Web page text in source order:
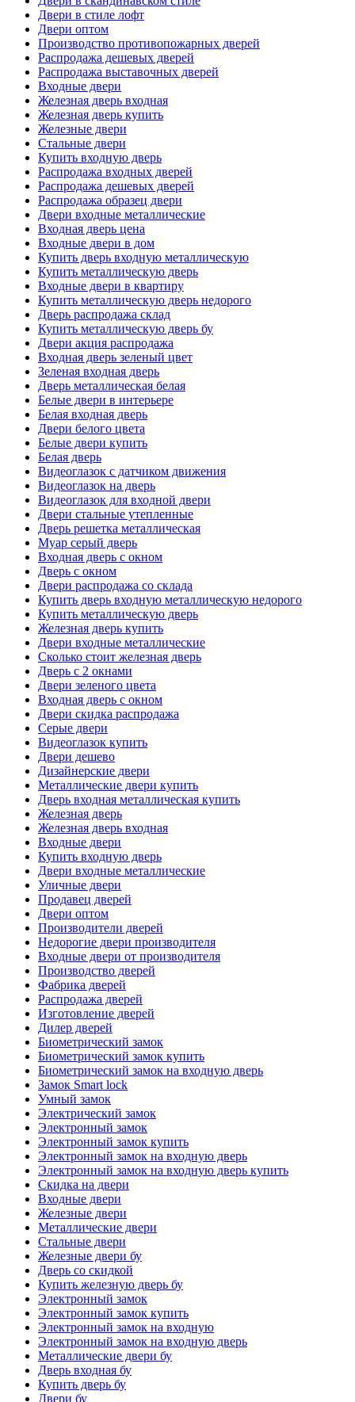
Двери в стиле лофт
Двери оптом
Производство противопожарных дверей
Распродажа дешевых дверей
Распродажа выставочных дверей
Входные двери
Железная дверь входная
Железная дверь купить
Железные двери
Стальные двери
Купить входную дверь
Распродажа входных дверей
Распродажа дешевых дверей
Распродажа образец двери
Двери входные металлические
Входная дверь цена
Входные двери в дом
Купить дверь входную металлическую
Купить металлическую дверь
Входные двери в квартиру
Купить металлическую дверь недорого
Дверь распродажа склад
Купить металлическую дверь бу
Двери акция распродажа
Входная дверь зеленый цвет
Зеленая входная дверь
Дверь металлическая белая
Белые двери в интерьере
Белая входная дверь
Двери белого цвета
Белые двери купить
Белая дверь
Видеоглазок с датчиком движения
Видеоглазок на дверь
Видеоглазок для входной двери
Двери стальные утепленные
Дверь решетка металлическая
Муар серый дверь
Входная дверь с окном
Дверь с окном
Двери распродажа со склада
Купить дверь входную металлическую недорого
Купить металлическую дверь
Железная дверь купить
Двери входные металлические
Сколько стоит железная дверь
Дверь с 2 окнами
Двери зеленого цвета
Входная дверь с окном
Двери скидка распродажа
Серые двери
Видеоглазок купить
Двери дешево
Дизайнерские двери
Металлические двери купить
Дверь входная металлическая купить
Железная дверь
Железная дверь входная
Входные двери
Купить входную дверь
Двери входные металлические
Уличные двери
Продавец дверей
Двери оптом
Производители дверей
Недорогие двери производителя
Входные двери от производителя
Производство дверей
Фабрика дверей
Распродажа дверей
Изготовление дверей
Дилер дверей
Биометрический замок
Биометрический замок купить
Биометрический замок на входную дверь
Замок Smart lock
Умный замок
Электрический замок
Электронный замок
Электронный замок купить
Электронный замок на входную дверь
Электронный замок на входную дверь купить
Скидка на двери
Входные двери
Железные двери
Металлические двери
Стальные двери
Железные двери бу
Дверь со скидкой
Купить железную дверь бу
Электронный замок
Электронный замок купить
Электронный замок на входную
Электронный замок на входную дверь
Металлические двери бу
Дверь входная бу
Купить дверь бу
Двери бу